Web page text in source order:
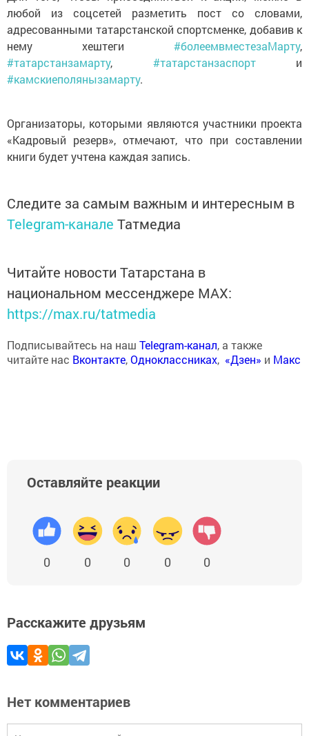
любой из соцсетей разметить пост со словами,
адресованными татарстанской спортсменке, добавив к
нему хештеги #болеемвместезаМарту,
#татарстанзамарту, #татарстанзаспорти
#камскиеполянызамарту.
Организаторы, которыми являются участники проекта
«Кадровый резерв», отмечают, что при составлении
книги будет учтена каждая запись.
Следите за самым важным и интересным в
Telegram-канале Татмедиа
Читайте новости Татарстана в
национальном мессенджере MАХ:
https://max.ru/tatmedia
Подписывайтесь на наш Telegram-канал, а также
читайте нас Вконтакте,Одноклассниках, «Дзен» и Макс
Оставляйте реакции
0 0 0 0 0
Расскажите друзьям
Нет комментариев